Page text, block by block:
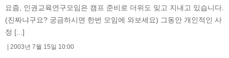
요즘, 인권교육연구모임은 캠프 준비로 더위도 잊고 지내고 있습니다.
(진짜냐구요? 궁금하시면 한번 모임에 와보세요) 그동안 개인적인 사
정 [...]
2003년 7월 15일 10:00